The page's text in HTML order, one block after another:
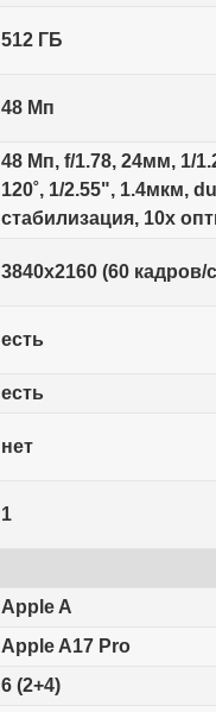
512 ГБ
48 Мп
48 Мп, f/1.78, 24мм, 1/
120˚, 1/2.55", 1.4мкм,
стабилизация, 10x
3840x2160 (60 кадров/
есть
есть
нет
1
Apple A
Apple A17 Pro
6 (2+4)